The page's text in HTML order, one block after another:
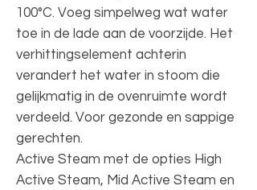
100°C. Voeg simpelweg wat water
toe in de lade aan de voorzijde. Het
verhittingselement achterin
verandert het water in stoom die
gelijkmatig in de ovenruimte wordt
verdeeld. Voor gezonde en sappige
gerechten.
Active Steam met de opties High
Active Steam, Mid Active Steam en